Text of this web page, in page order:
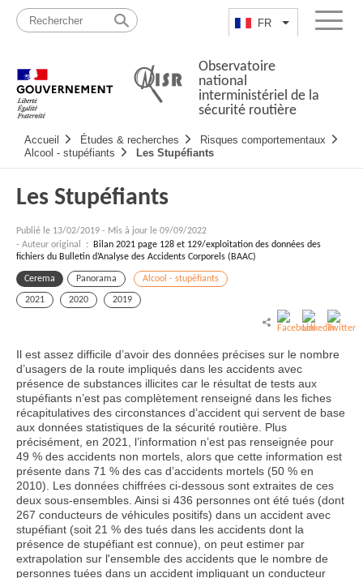
Passer
contenu
FR Lister lesMenu
Observatoire
national
interministériel de la
sécurité routière
principale
Accueil Études & recherches
Risques comportementaux
Alcool - stupéfiants
Les Stupéfiants
Les Stupéfiants
Publié le 13/02/2019 - Mis à jour le 09/09/2022
- Auteur original :
Bilan 2021 page 128 et 129/exploitation des données des
fichiers du Bulletin d’Analyse des Accidents Corporels (BAAC)
Cerema Panorama Alcool - stupéfiants
2021 2020 2019
Il est assez difficile d’avoir des données précises sur le nombre
d’usagers de la route impliqués dans les accidents avec
présence de substances illicites car le résultat de tests aux
stupéfiants n’est pas complètement renseigné dans les fiches
récapitulatives des circonstances d’accident qui servent de base
aux données statistiques de la sécurité routière. Plus
précisément, en 2021, l’information n’est pas renseignée pour
49 % des accidents non mortels, alors que cette information est
présente dans 71 % des cas d’accidents mortels (50 % en
2010). Les données chiffrées ci-dessous sont extraites de ces
deux sous-ensembles. Ainsi si 436 personnes ont été tués (dont
267 conducteurs de véhicules positifs) dans un accident avec
stupéfiant (soit 21 % des tués dans les accidents dont la
présence de stupéfiant est connue), on peut estimer par
extrapolation sur l'ensemble des accidents que le nombre de
personnes tuées dans un accident impliquant un conducteur